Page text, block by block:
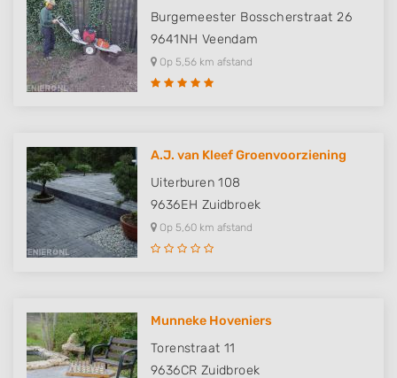
Burgemeester Bosscherstraat 26
9641NH Veendam
Op 5,56 km afstand
A.J. van Kleef Groenvoorziening
Uiterburen 108
9636EH Zuidbroek
Op 5,60 km afstand
Munneke Hoveniers
Torenstraat 11
9636CR Zuidbroek